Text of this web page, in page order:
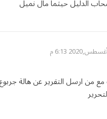
الدليل حيثما مال نميل
مع من ارسل التقرير عن هالة